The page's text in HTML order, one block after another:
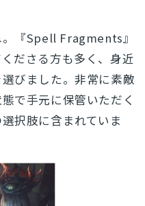
『Spell Fragments』
ださる方も多く、身近
びました。非常に素敵
で手元に保管いただく
択肢に含まれていま